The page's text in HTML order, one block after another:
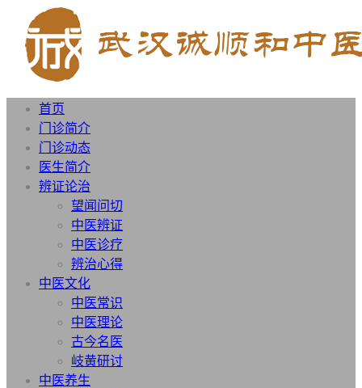
首页
门诊简介
门诊动态
医生简介
辨证论治
望闻问切
中医辨证
中医诊疗
辨治心得
中医文化
中医常识
中医理论
古今名医
岐黄研讨
中医养生